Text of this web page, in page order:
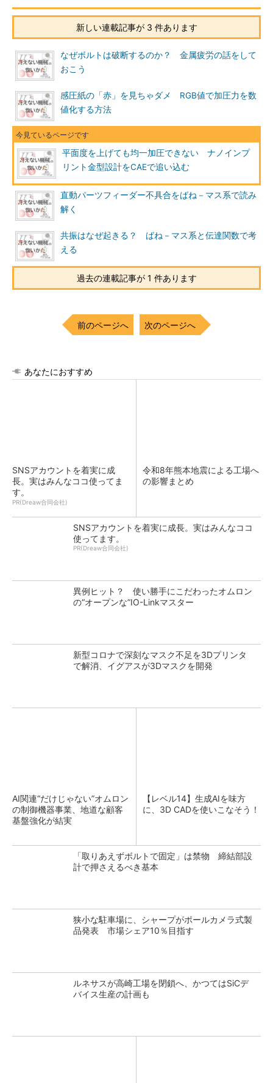
新しい連載記事が 3 件あります
なぜボルトは破断するのか？ 金属疲労の話をして
おこう
感圧紙の「赤」を見ちゃダメ RGB値で加圧力を数
値化する方法
平面度を上げても均一加圧できない ナノインプ
リント金型設計をCAEで追い込む
直動パーツフィーダー不具合をばね－マス系で読み
解く
共振はなぜ起きる？ ばね－マス系と伝達関数で考
える
過去の連載記事が 1 件あります
前のページへ 次のページへ
あなたにおすすめ
SNSアカウントを着実に成
長。実はみんなココ使ってま
す。
PR(Dreaw合同会社)
令和8年熊本地震による工場へ
の影響まとめ
SNSアカウントを着実に成長。実はみんなココ
使ってます。
PR(Dreaw合同会社)
異例ヒット？ 使い勝手にこだわったオムロン
の“オープンな”IO-Linkマスター
新型コロナで深刻なマスク不足を3Dプリンタ
で解消、イグアスが3Dマスクを開発
AI関連“だけじゃない”オムロン
の制御機器事業、地道な顧客
基盤強化が結実
【レベル14】生成AIを味方
に、3D CADを使いこなそう！
「取りあえずボルトで固定」は禁物 締結部設
計で押さえるべき基本
狭小な駐車場に、シャープがポールカメラ式製
品発表 市場シェア10％目指す
ルネサスが高崎工場を閉鎖へ、かつてはSiCデ
バイス生産の計画も